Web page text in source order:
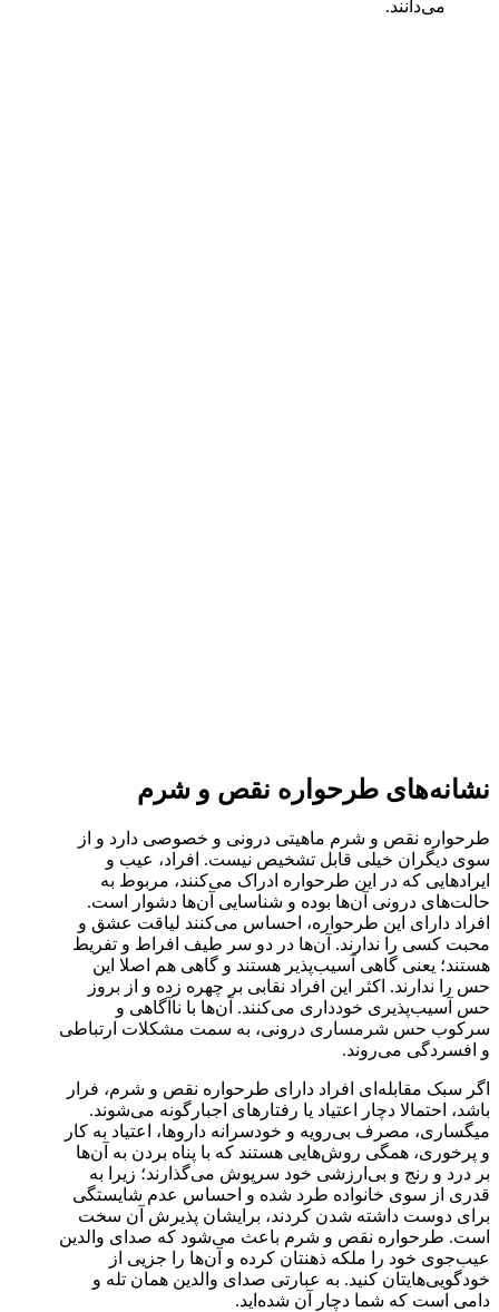
می‌دانند.
نشانه‌های طرحواره نقص و شرم
طرحواره نقص و شرم ماهیتی درونی و خصوصی دارد و از
سوی دیگران خیلی قابل تشخیص نیست. افراد، عیب و
ایرادهایی که در این طرحواره ادراک می‌کنند، مربوط به
حالت‌های درونی آن‌ها بوده و شناسایی آن‌ها دشوار است.
افراد دارای این طرحواره، احساس می‌کنند لیاقت عشق و
محبت کسی را ندارند. آن‌ها در دو سر طیف افراط و تفریط
هستند؛ یعنی گاهی آسیب‌پذیر هستند و گاهی هم اصلا این
حس را ندارند. اکثر این افراد نقابی بر چهره زده و از بروز
حس آسیب‌پذیری خودداری می‌کنند. آن‌ها با ناآگاهی و
سرکوب حس شرمساری درونی، به سمت مشکلات ارتباطی
و افسردگی می‌روند.
اگر سبک مقابله‌ای افراد دارای طرحواره نقص و شرم، فرار
باشد، احتمالا دچار اعتیاد یا رفتارهای اجبارگونه می‌شوند.
میگساری، مصرف بی‌رویه و خودسرانه داروها، اعتیاد به کار
و پرخوری، همگی روش‌هایی هستند که با پناه بردن به آن‌ها
بر درد و رنج و بی‌ارزشی خود سرپوش می‌گذارند؛ زیرا به
قدری از سوی خانواده طرد شده و احساس عدم شایستگی
برای دوست داشته شدن کردند، برایشان پذیرش آن سخت
است. طرحواره نقص و شرم باعث می‌شود که صدای والدین
عیب‌جوی خود را ملکه ذهنتان کرده و آن‌ها را جزیی از
خودگویی‌هایتان کنید. به عبارتی صدای والدین همان تله و
دامی است که شما دچار آن شده‌اید.